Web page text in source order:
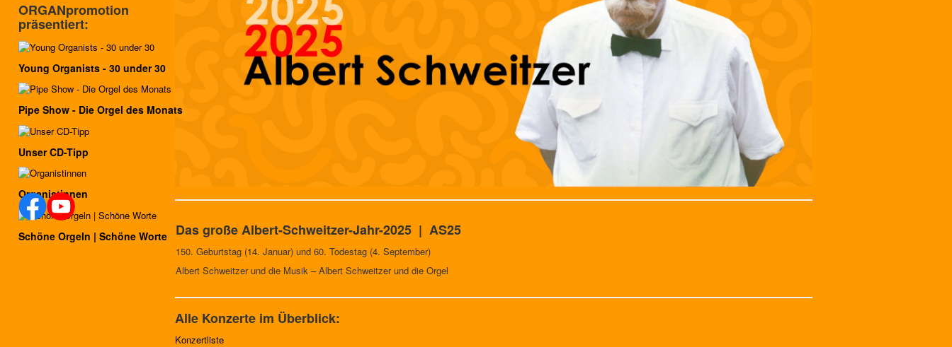
Das große Albert-Schweitzer-Jahr-2025 | AS25
150. Geburtstag (14. Januar) und 60. Todestag (4. September)
Albert Schweitzer und die Musik – Albert Schweitzer und die Orgel
Alle Konzerte im Überblick:
Konzertliste
ORGANpromotion
präsentiert:
Young Organists - 30 under 30
Pipe Show - Die Orgel des Monats
Unser CD-Tipp
Organistinnen
Schöne Orgeln | Schöne Worte